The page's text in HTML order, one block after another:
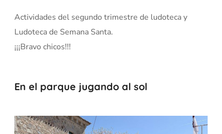
Actividades del segundo trimestre de ludoteca y
Ludoteca de Semana Santa.
¡¡¡Bravo chicos!!!
En el parque jugando al sol